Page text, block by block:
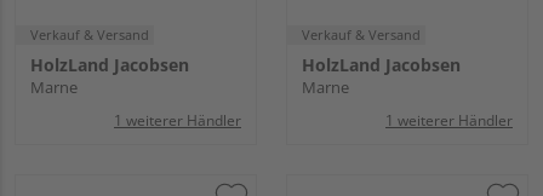
Verkauf & Versand
HolzLand Jacobsen
Marne
1 weiterer Händler
Verkauf & Versand
HolzLand Jacobsen
Marne
1 weiterer Händler